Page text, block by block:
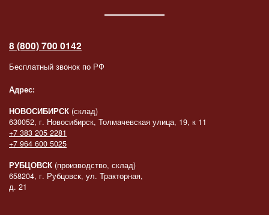
8 (800) 700 0142
Бесплатный звонок по РФ
Адрес:
НОВОСИБИРСК (склад)
630052, г. Новосибирск, Толмачевская улица, 19, к 11
+7 383 205 2281
+7 964 600 5025
РУБЦОВСК (производство, склад)
658204, г. Рубцовск, ул. Тракторная,
д. 21